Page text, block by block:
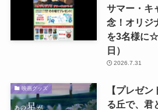
サマー・キ
念！オリジ
を3名様に
日）
2026.7.31
映画グッズ
【プレゼ
る丘で、君